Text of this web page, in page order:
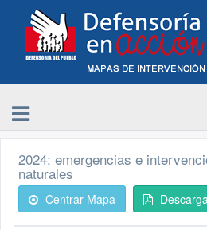
2024: emergencias e
naturales
Centrar Mapa